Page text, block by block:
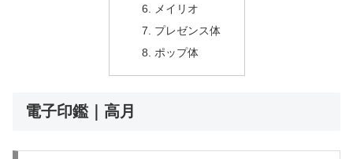
メイリオ
プレゼンス体
ポップ体
電子印鑑｜高月